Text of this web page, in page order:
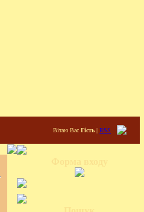
Вітаю Вас Гість | RSS